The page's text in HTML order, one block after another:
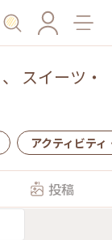
、 スイーツ・
アクティビティ
投稿